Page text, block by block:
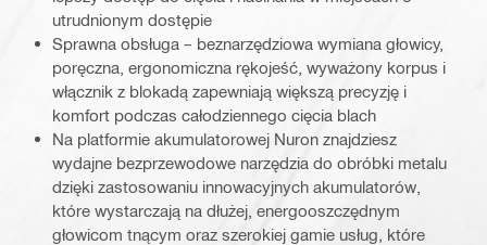
utrudnionym dostępie
Sprawna obsługa – beznarzędziowa wymiana głowicy,
poręczna, ergonomiczna rękojeść, wyważony korpus i
włącznik z blokadą zapewniają większą precyzję i
komfort podczas całodziennego cięcia blach
Na platformie akumulatorowej Nuron znajdziesz
wydajne bezprzewodowe narzędzia do obróbki metalu
dzięki zastosowaniu innowacyjnych akumulatorów,
które wystarczają na dłużej, energooszczędnym
głowicom tnącym oraz szerokiej gamie usług, które